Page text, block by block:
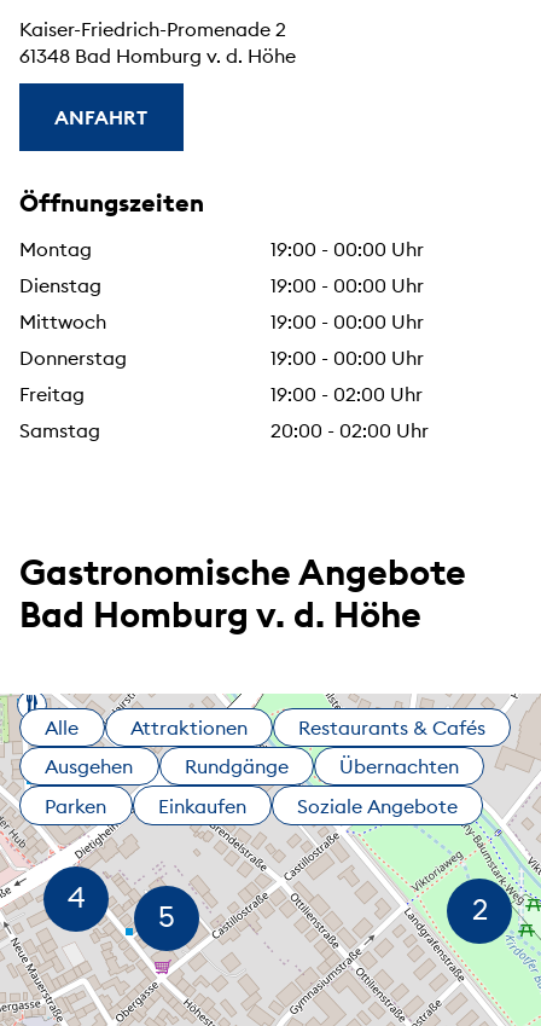
Kaiser-Friedrich-Promenade 2
61348 Bad Homburg v. d. Höhe
ANFAHRT
Öffnungszeiten
Montag
19:00 - 00:00 Uhr
Dienstag
19:00 - 00:00 Uhr
Mittwoch
19:00 - 00:00 Uhr
Donnerstag
19:00 - 00:00 Uhr
Freitag
19:00 - 02:00 Uhr
Samstag
20:00 - 02:00 Uhr
Gastronomische Angebote
Bad Homburg v. d. Höhe
Alle Attraktionen
Restaurants & Cafés
Ausgehen
Rundgänge
Übernachten
Parken
Einkaufen Soziale Angebote